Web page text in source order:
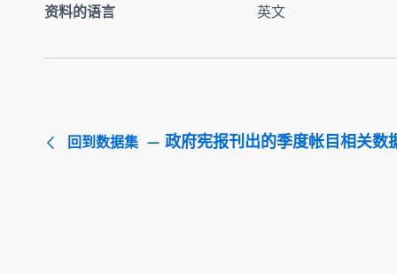
资料的语言
英文
回到数据集 政府宪报刊出的季度帐目相关数